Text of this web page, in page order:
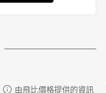
由飛比價格提供的資訊